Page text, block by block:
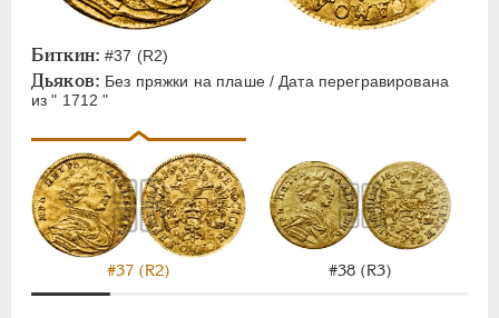
Биткин: #37 (R2)
Дьяков: Без пряжки на плаше / Дата перегравирована
из " 1712 "
#37 (R2) #38 (R3)